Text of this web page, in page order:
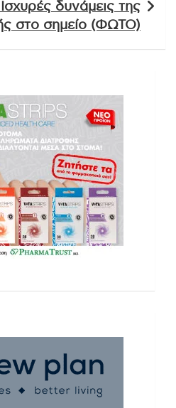
δυνάμεις της
στο σημείο (ΦΩΤΟ)